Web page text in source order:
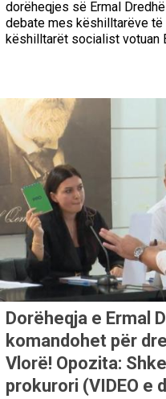
dorëheqjes së Ermal
debate mes këshilltarëve
këshilltarët socialist votuan
Dorëheqja e Ermal
komandohet për
Vlorë! Opozita:
prokurori (VIDEO e